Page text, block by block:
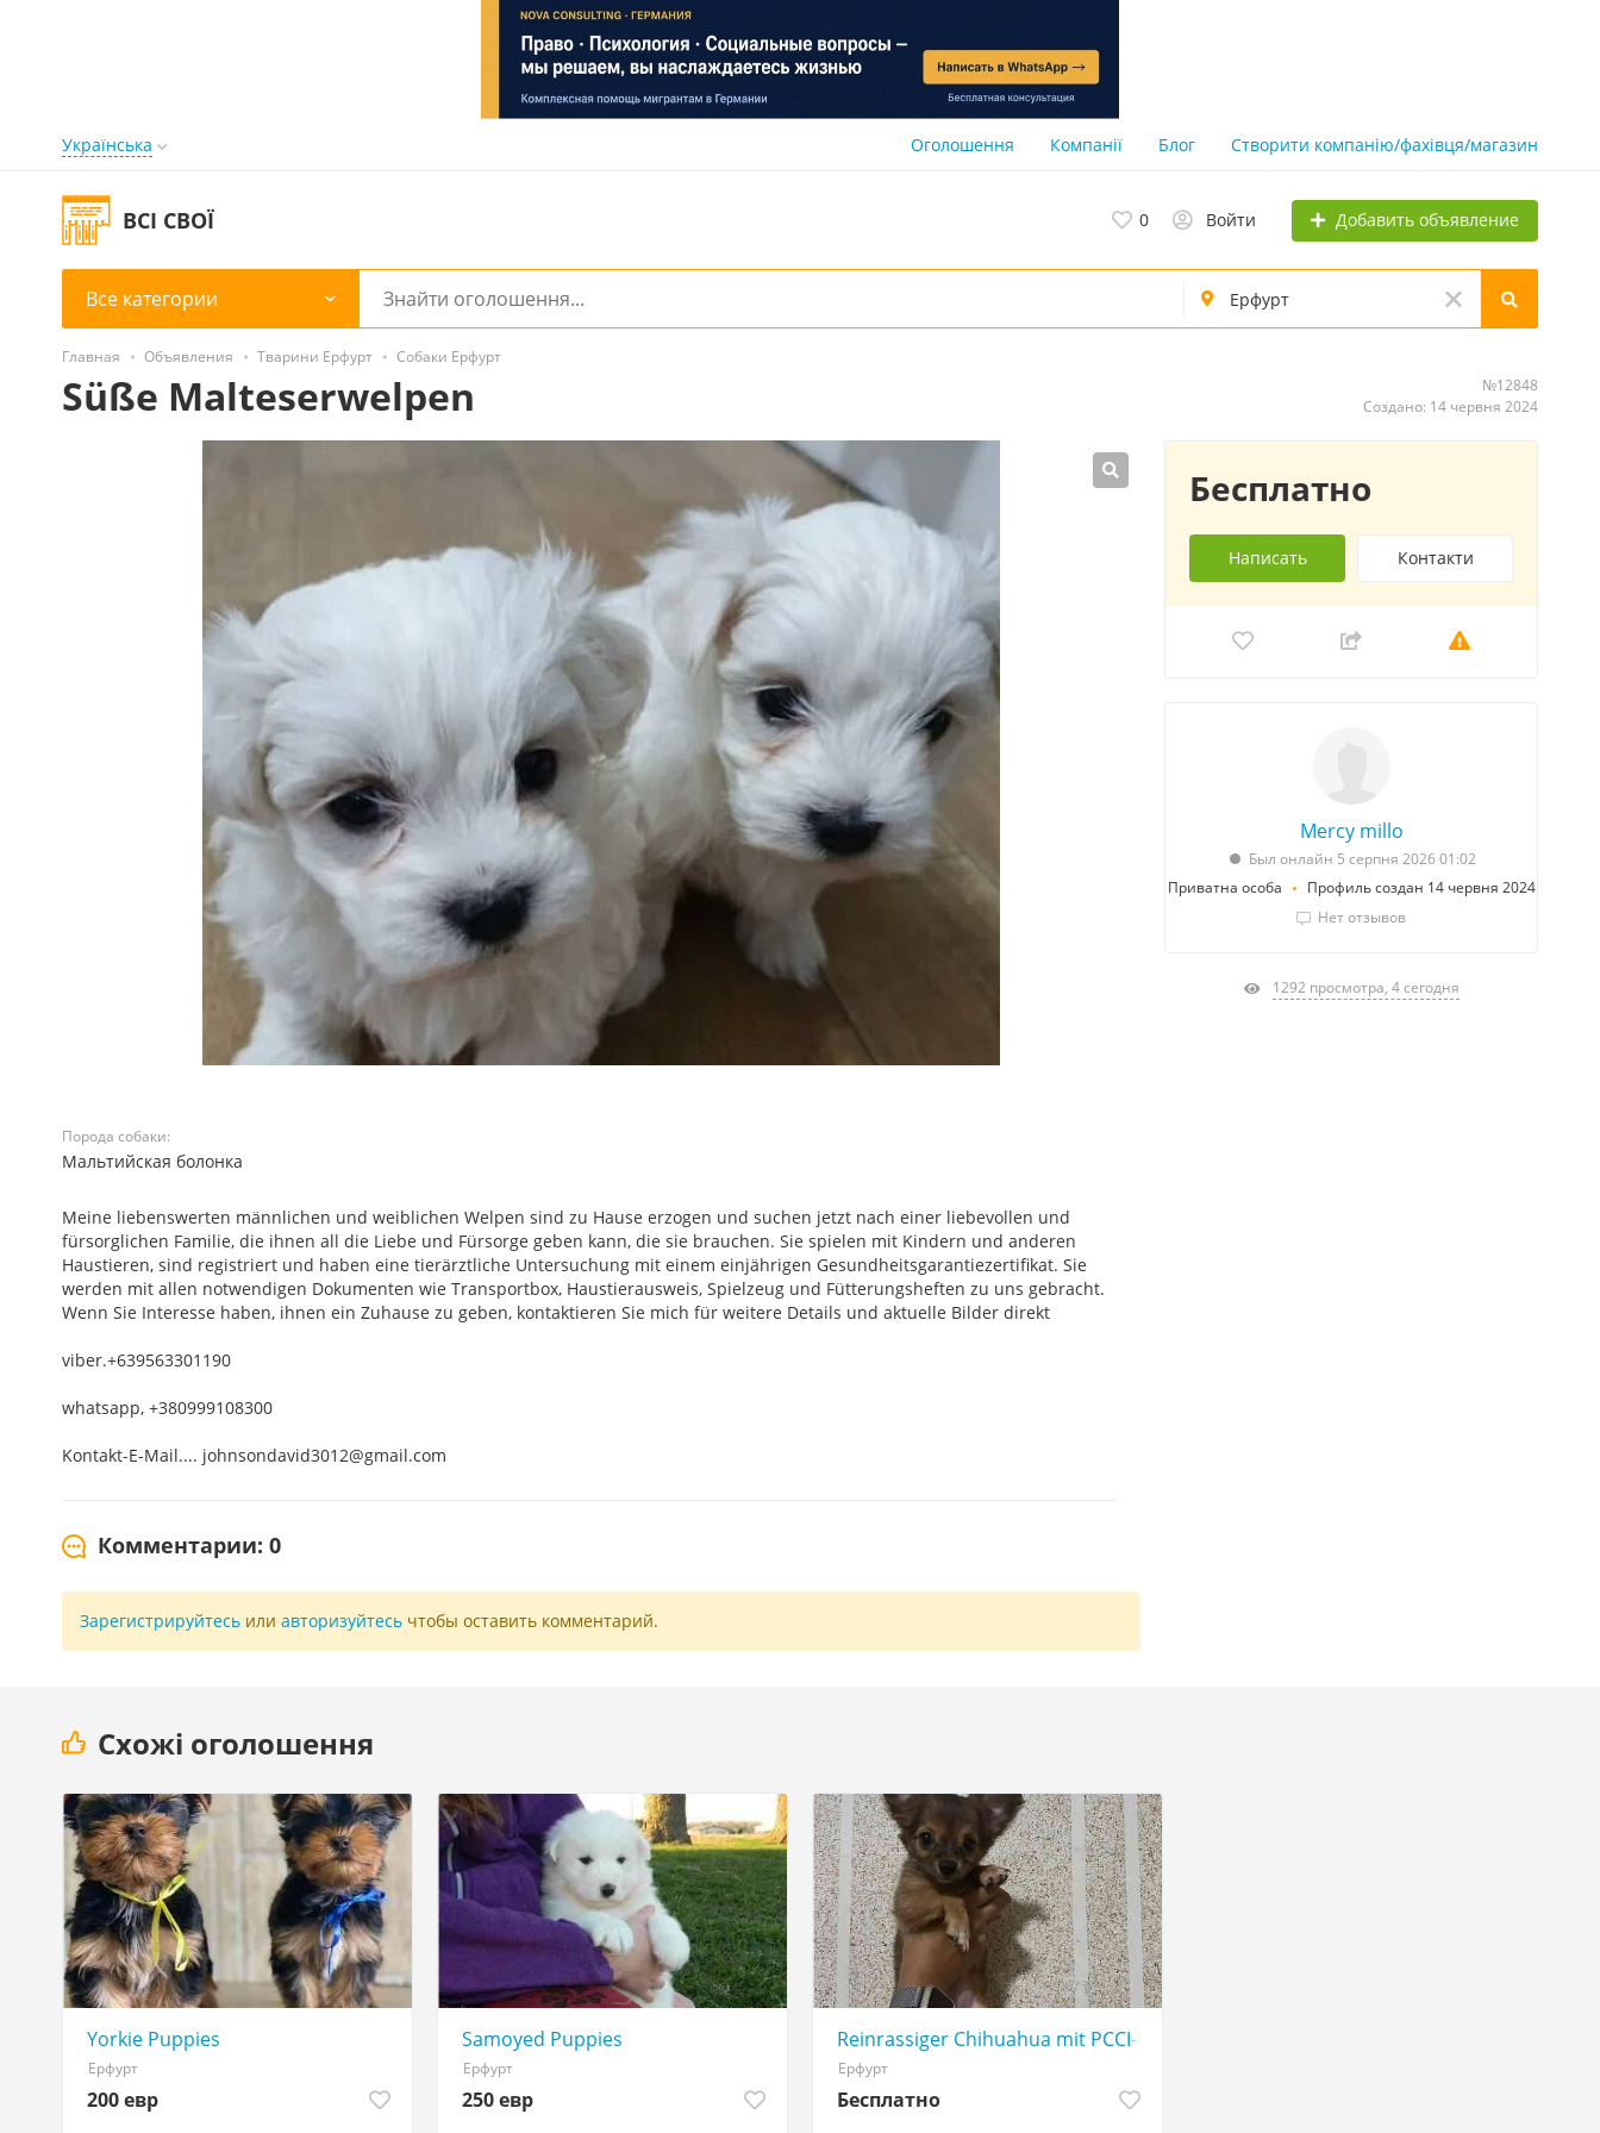
Українська Оголошення Компанії Блог Створити компанію/фахівця/магазин
ВСІ СВОЇ 0 Войти Добавить объявление
Все категории
Главная Объявления Тварини Ерфурт Собаки Ерфурт
Süße Malteserwelpen
№12848
Создано: 14 червня 2024
Порода собаки:
Мальтийская болонка
Meine liebenswerten männlichen und weiblichen Welpen sind zu Hause erzogen und suchen jetzt nach einer liebevollen und
fürsorglichen Familie, die ihnen all die Liebe und Fürsorge geben kann, die sie brauchen. Sie spielen mit Kindern und anderen
Haustieren, sind registriert und haben eine tierärztliche Untersuchung mit einem einjährigen Gesundheitsgarantiezertifikat. Sie
werden mit allen notwendigen Dokumenten wie Transportbox, Haustierausweis, Spielzeug und Fütterungsheften zu uns gebracht.
Wenn Sie Interesse haben, ihnen ein Zuhause zu geben, kontaktieren Sie mich für weitere Details und aktuelle Bilder direkt
viber.+639563301190
whatsapp, +380999108300
Kontakt-E-Mail.... johnsondavid3012@gmail.com
Комментарии: 0
Зарегистрируйтесь или авторизуйтесь чтобы оставить комментарий.
Бесплатно
Написать Контакти
Mercy millo
Был онлайн 5 серпня 2026 01:02
Приватна особа
Профиль создан 14 червня 2024
Нет отзывов
1292 просмотра, 4 сегодня
Схожі оголошення
Yorkie Puppies
Ерфурт
200 евр
Samoyed Puppies
Ерфурт
250 евр
Reinrassiger Chihuahua mit PCCI-Papier
Ерфурт
Бесплатно